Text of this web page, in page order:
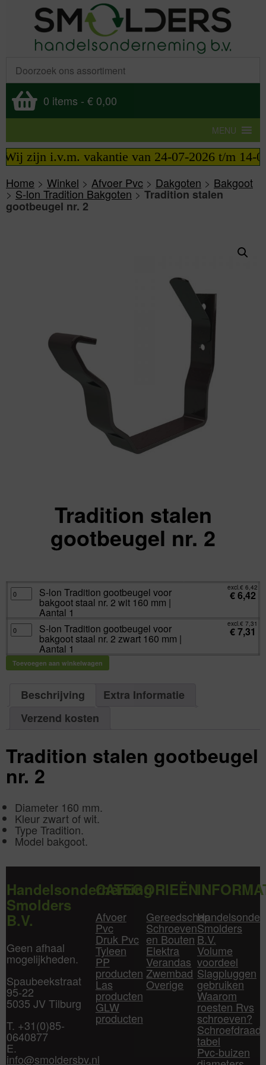
0 items - € 0,00
MENU
zijn i.v.m. vakantie van 24-07-2026 t/m 14-
Home > Winkel > Afvoer Pvc > Dakgoten > Bakgoot
>S-lon Tradition Bakgoten>Tradition stalen
gootbeugel nr. 2
Tradition stalen
gootbeugel nr. 2
S-
lon
Tradition
gootbeugel
bakgoot
staal
nr.
160
mm
S-lon Tradition gootbeugel voor
bakgoot staal nr. 2 wit 160 mm |
Aantal 1
excl.€ 6,42
€6,42
S-
lon
Tradition
gootbeugel
bakgoot
staal
nr.
aantal
S-lon Tradition gootbeugel voor
bakgoot staal nr. 2 zwart 160 mm |
Aantal 1
excl.€ 7,31
€7,31
Toevoegen aan winkelwagen
Beschrijving
Extra Informatie
Verzend kosten
Tradition stalen gootbeugel
nr. 2
Diameter 160 mm.
Kleur zwart of wit.
Type Tradition.
Model bakgoot.
Handelsonderneming
Smolders
B.V.
Geen afhaal
mogelijkheden.
Spaubeekstraat
95-22
5035 JV Tilburg
T. +31(0)85-
0640877
E.
info@smoldersbv.nl
CATEGORIEËN
Afvoer
Pvc
Druk Pvc
Tyleen
PP
producten
Las
producten
GLW
producten
Gereedschap
Schroeven
en Bouten
Elektra
Verandas
Zwembad
Overige
Smolders
B.V.
Volume
voordeel
Slagpluggen
gebruiken
Waarom
roesten Rvs
schroeven?
Schroefdraad
tabel
Pvc-buizen